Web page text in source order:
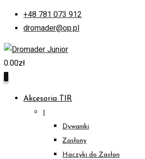
Skip
content
+48 781 073 912
dromader@op.pl
0.00zł
Akcesoria TIR
1
Dywaniki
Zasłony
Haczyki do Zasłon